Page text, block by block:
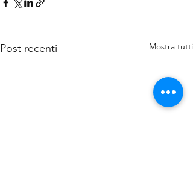
Post recenti Mostra tutti